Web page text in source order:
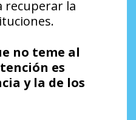
recuperar la
no teme al
es
y la de los